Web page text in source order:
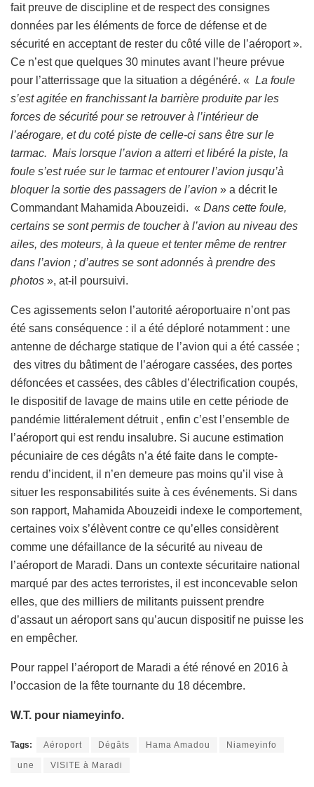
fait preuve de discipline et de respect des consignes
données par les éléments de force de défense et de
sécurité en acceptant de rester du côté ville de l’aéroport ».
Ce n’est que quelques 30 minutes avant l’heure prévue
pour l’atterrissage que la situation a dégénéré. « La foule
s’est agitée en franchissant la barrière produite par les
forces de sécurité pour se retrouver à l’intérieur de
l’aérogare, et du coté piste de celle-ci sans être sur le
tarmac. Mais lorsque l’avion a atterri et libéré la piste, la
foule s’est ruée sur le tarmac et entourer l’avion jusqu’à
bloquer la sortie des passagers de l’avion » a décrit le
Commandant Mahamida Abouzeidi. « Dans cette foule,
certains se sont permis de toucher à l’avion au niveau des
ailes, des moteurs, à la queue et tenter même de rentrer
dans l’avion ; d’autres se sont adonnés à prendre des
photos », at-il poursuivi.
Ces agissements selon l’autorité aéroportuaire n’ont pas
été sans conséquence : il a été déploré notamment : une
antenne de décharge statique de l’avion qui a été cassée ;
des vitres du bâtiment de l’aérogare cassées, des portes
défoncées et cassées, des câbles d’électrification coupés,
le dispositif de lavage de mains utile en cette période de
pandémie littéralement détruit , enfin c’est l’ensemble de
l’aéroport qui est rendu insalubre. Si aucune estimation
pécuniaire de ces dégâts n’a été faite dans le compte-
rendu d’incident, il n’en demeure pas moins qu’il vise à
situer les responsabilités suite à ces événements. Si dans
son rapport, Mahamida Abouzeidi indexe le comportement,
certaines voix s’élèvent contre ce qu’elles considèrent
comme une défaillance de la sécurité au niveau de
l’aéroport de Maradi. Dans un contexte sécuritaire national
marqué par des actes terroristes, il est inconcevable selon
elles, que des milliers de militants puissent prendre
d’assaut un aéroport sans qu’aucun dispositif ne puisse les
en empêcher.
Pour rappel l’aéroport de Maradi a été rénové en 2016 à
l’occasion de la fête tournante du 18 décembre.
W.T. pour niameyinfo.
Tags: Aéroport Dégâts Hama Amadou Niameyinfo
une VISITE à Maradi